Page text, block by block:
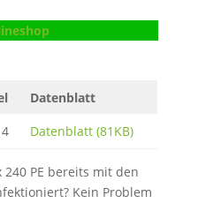
Datenblatt
Datenblatt (81KB)
PE bereits mit den
Kein Problem